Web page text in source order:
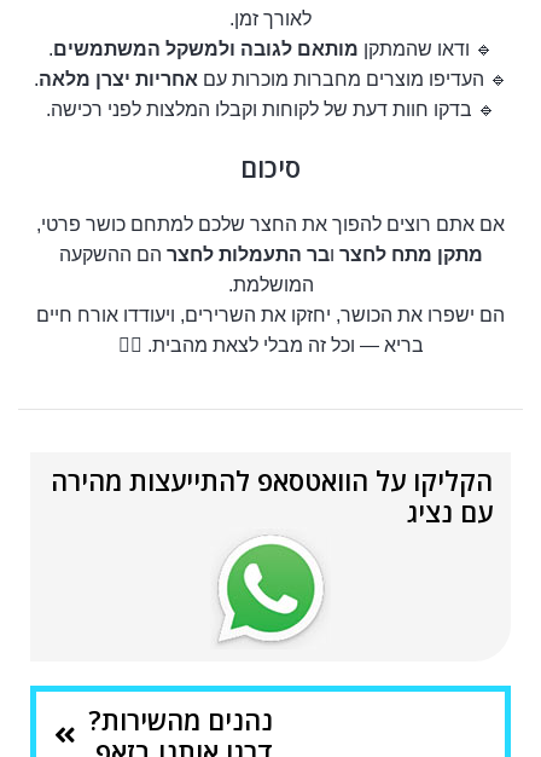
לאורך זמן.
🔹 ודאו שהמתקן מותאם לגובה ולמשקל המשתמשים.
🔹 העדיפו מוצרים מחברות מוכרות עם אחריות יצרן מלאה.
🔹 בדקו חוות דעת של לקוחות וקבלו המלצות לפני רכישה.
סיכום
אם אתם רוצים להפוך את החצר שלכם למתחם כושר פרטי,
מתקן מתח לחצר ובר התעמלות לחצר הם ההשקעה
המושלמת.
הם ישפרו את הכושר, יחזקו את השרירים, ויעודדו אורח חיים
בריא — וכל זה מבלי לצאת מהבית. 🏋️‍♀️
הקליקו על הוואטסאפ להתייעצות מהירה
עם נציג
נהנים מהשירות?